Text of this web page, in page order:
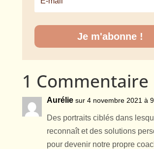
Je m'abonne !
1 Commentaire
Aurélie sur 4 novembre 2021 à
Des portraits ciblés dans
reconnaît et des solutions
pour devenir notre propre